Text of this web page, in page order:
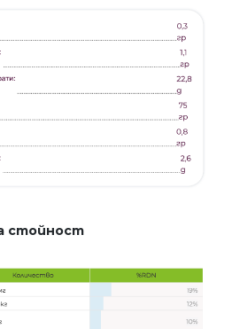
стойност